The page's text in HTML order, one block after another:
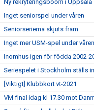
Ny rekryteringsboom i Uppsala
Inget seniorspel under våren
Seniorserierna skjuts fram
Inget mer USM-spel under våren
Inomhus igen för födda 2002-
Seriespelet i Stockholm ställs in
[Viktigt] Klubbkort vt-2021
VM-final idag kl 17.30 mot